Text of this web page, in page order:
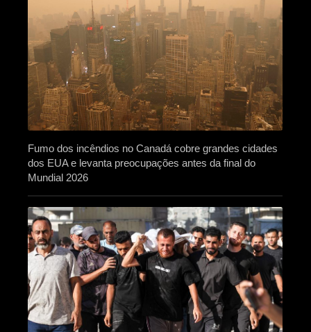
Fumo dos incêndios no Canadá cobre grandes cidades
dos EUA e levanta preocupações antes da final do
Mundial 2026